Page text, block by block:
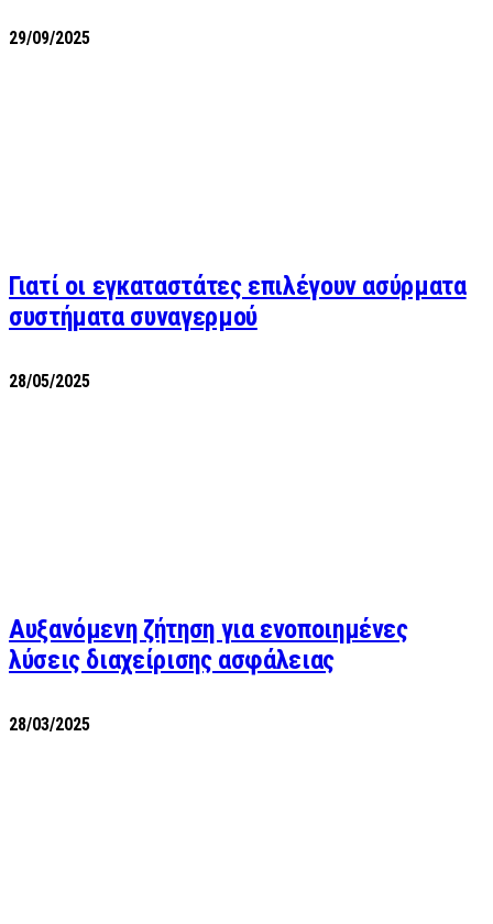
29/09/2025
Γιατί οι εγκαταστάτες επιλέγουν ασύρματα
συστήματα συναγερμού
28/05/2025
Αυξανόμενη ζήτηση για ενοποιημένες
λύσεις διαχείρισης ασφάλειας
28/03/2025